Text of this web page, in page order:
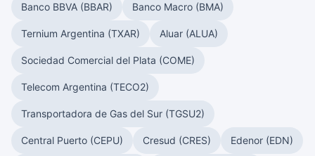
Banco BBVA (BBAR) Banco Macro (BMA)
Ternium Argentina (TXAR) Aluar (ALUA)
Sociedad Comercial del Plata (COME)
Telecom Argentina (TECO2)
Transportadora de Gas del Sur (TGSU2)
Central Puerto (CEPU) Cresud (CRES) Edenor (EDN)